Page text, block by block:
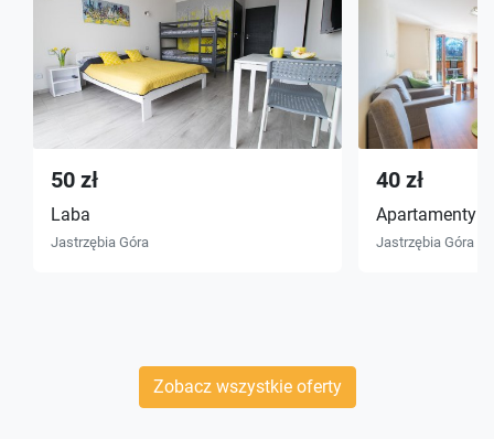
50 zł
Laba
Jastrzębia Góra
40 zł
Apartamenty
Jastrzębia Góra
Zobacz wszystkie oferty